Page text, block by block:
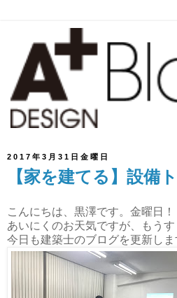
2017年3月31日金曜日
【家を建てる】設備
こんにちは、黒澤です。金曜日！
あいにくのお天気ですが、もうす
今日も建築士のブログを更新しま